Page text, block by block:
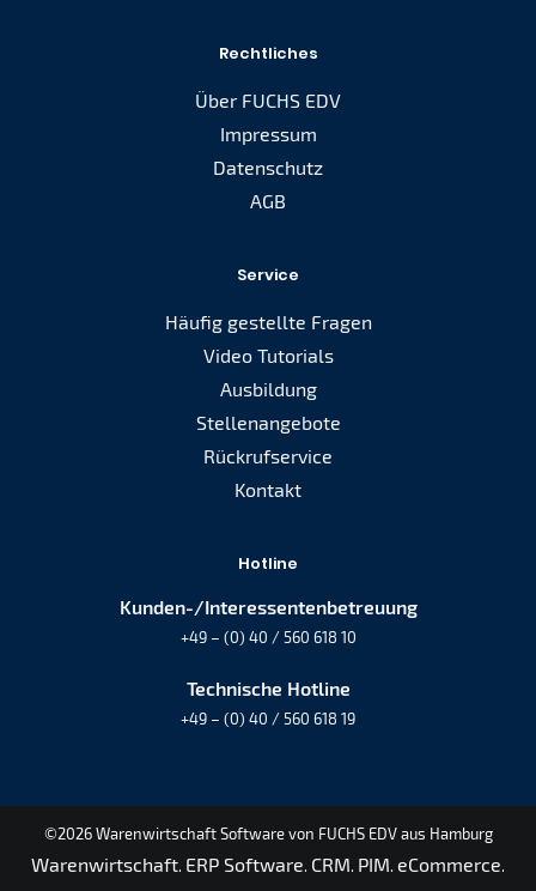
Rechtliches
Über FUCHS EDV
Impressum
Datenschutz
AGB
Service
Häufig gestellte Fragen
Video Tutorials
Ausbildung
Stellenangebote
Rückrufservice
Kontakt
Hotline
Kunden-/Interessentenbetreuung
+49 – (0) 40 / 560 618 10
Technische Hotline
+49 – (0) 40 / 560 618 19
©2026 Warenwirtschaft Software von FUCHS EDV aus Hamburg
Warenwirtschaft. ERP Software. CRM. PIM. eCommerce.